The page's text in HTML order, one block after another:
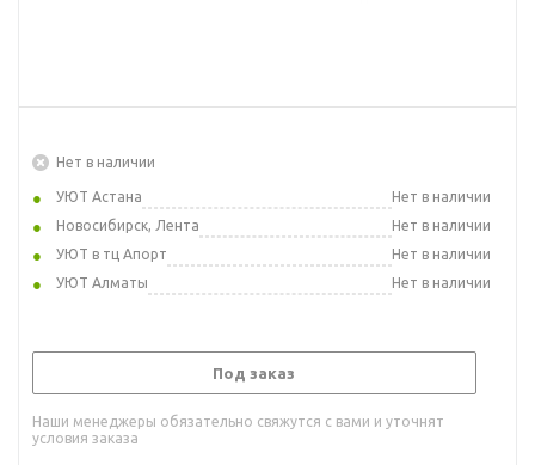
Нет в наличии
УЮТ Астана
Нет в наличии
Новосибирск, Лента
Нет в наличии
УЮТ в тц Апорт
Нет в наличии
УЮТ Алматы
Нет в наличии
Под заказ
Наши менеджеры обязательно свяжутся с вами и уточнят
условия заказа